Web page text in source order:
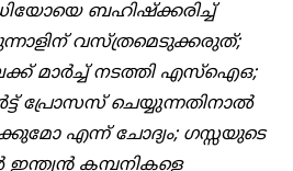
ബഹിഷ്‌ക്കരിച്ച്
വസ്ത്രമെടുക്കരുത്;
മാർച്ച് നടത്തി എസ്‌ഐഒ;
പ്രോസസ് ചെയ്യുന്നതിനാൽ
എന്ന് ചോദ്യം; ഗസ്സയുടെ
കമ്പനികളെ